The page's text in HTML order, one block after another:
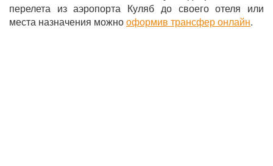
перелета из аэропорта Куляб до своего отеля или
места назначения можнооформив трансфер онлайн.